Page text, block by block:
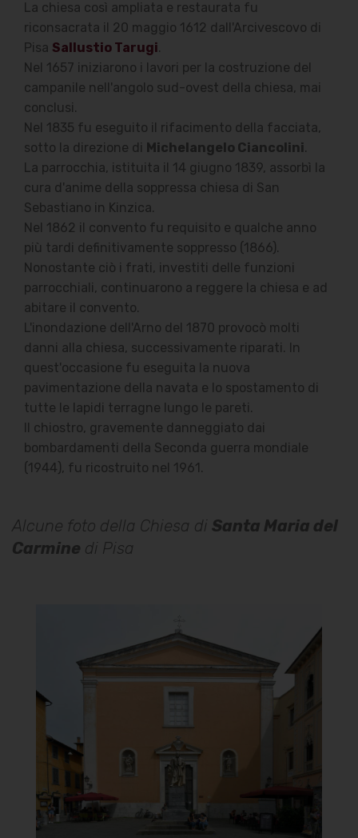
La chiesa così ampliata e restaurata fu
riconsacrata il 20 maggio 1612 dall'Arcivescovo di
Pisa Sallustio Tarugi.
Nel 1657 iniziarono i lavori per la costruzione del
campanile nell'angolo sud-ovest della chiesa, mai
conclusi.
Nel 1835 fu eseguito il rifacimento della facciata,
sotto la direzione di Michelangelo Ciancolini.
La parrocchia, istituita il 14 giugno 1839, assorbì la
cura d'anime della soppressa chiesa di San
Sebastiano in Kinzica.
Nel 1862 il convento fu requisito e qualche anno
più tardi definitivamente soppresso (1866).
Nonostante ciò i frati, investiti delle funzioni
parrocchiali, continuarono a reggere la chiesa e ad
abitare il convento.
L'inondazione dell'Arno del 1870 provocò molti
danni alla chiesa, successivamente riparati. In
quest'occasione fu eseguita la nuova
pavimentazione della navata e lo spostamento di
tutte le lapidi terragne lungo le pareti.
Il chiostro, gravemente danneggiato dai
bombardamenti della Seconda guerra mondiale
(1944), fu ricostruito nel 1961.
Alcune foto della Chiesa di Santa Maria del
Carmine di Pisa
Chiesa di Santa Maria del
Carmine
Clicca per ingrandire